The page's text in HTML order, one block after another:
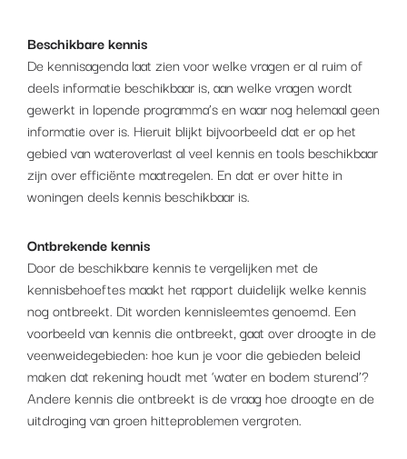
Beschikbare kennis
De kennisagenda laat zien voor welke vragen er al ruim of
deels informatie beschikbaar is, aan welke vragen wordt
gewerkt in lopende programma’s en waar nog helemaal geen
informatie over is. Hieruit blijkt bijvoorbeeld dat er op het
gebied van wateroverlast al veel kennis en tools beschikbaar
zijn over efficiënte maatregelen. En dat er over hitte in
woningen deels kennis beschikbaar is.
Ontbrekende kennis
Door de beschikbare kennis te vergelijken met de
kennisbehoeftes maakt het rapport duidelijk welke kennis
nog ontbreekt. Dit worden kennisleemtes genoemd. Een
voorbeeld van kennis die ontbreekt, gaat over droogte in de
veenweidegebieden: hoe kun je voor die gebieden beleid
maken dat rekening houdt met ‘water en bodem sturend’?
Andere kennis die ontbreekt is de vraag hoe droogte en de
uitdroging van groen hitteproblemen vergroten.